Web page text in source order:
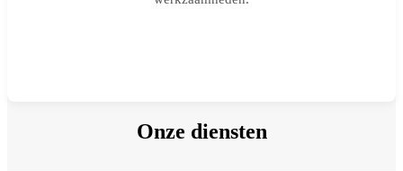
Onze diensten